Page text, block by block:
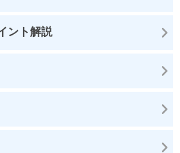
ント解説